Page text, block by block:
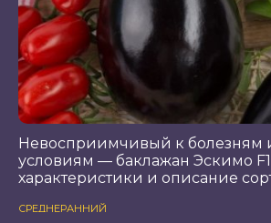
Невосприимчивый к болезням
условиям — баклажан Эскимо
характеристики и описание
СРЕДНЕРАННИЙ